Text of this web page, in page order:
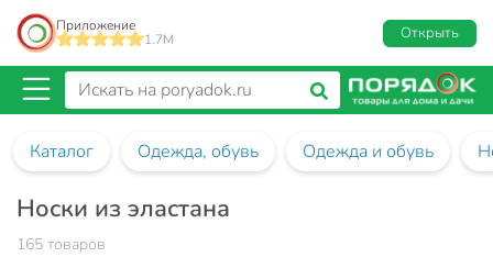
Приложение
1.7M
Открыть
Каталог Одежда, обувь Одежда и обувь
Носки из эластана
165 товаров